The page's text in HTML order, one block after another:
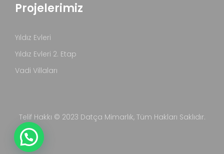
Projelerimiz
Yıldız Evleri
Yıldız Evleri 2. Etap
Vadi Villaları
Telif Hakkı © 2023 Datça Mimarlık, Tüm Hakları Saklıdır.